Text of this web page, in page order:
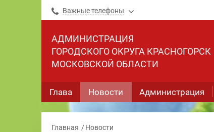
Важные телефоны
АДМИНИСТРАЦИЯ
ГОРОДСКОГО ОКРУГА КРАСНОГОРСК
МОСКОВСКОЙ ОБЛАСТИ
Глава Новости Администрация
Главная Новости